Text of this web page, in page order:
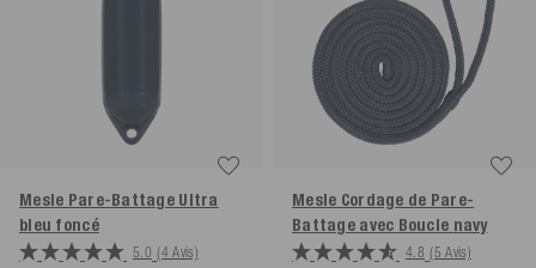
Mesle Pare-Battage Ultra
bleu foncé
5.0 (4 Avis)
Mesle Cordage de Pare-
Battage avec Boucle navy
4.8 (5 Avis)